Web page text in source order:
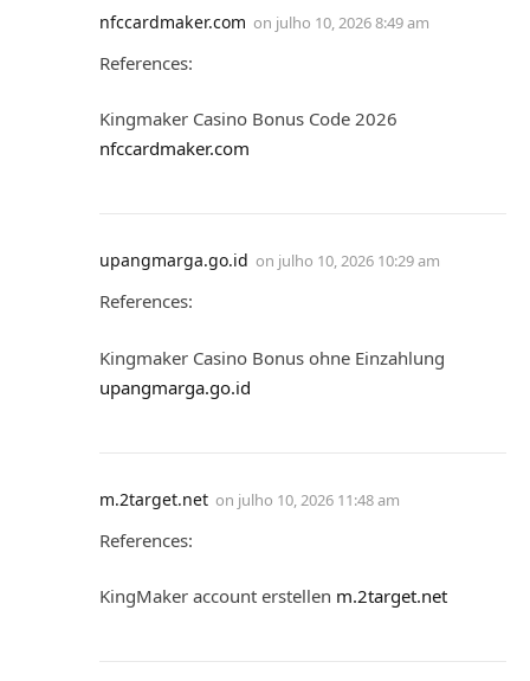
nfccardmaker.com on julho 10, 2026 8:49 am
References:
Kingmaker Casino Bonus Code 2026
nfccardmaker.com
upangmarga.go.id on julho 10, 2026 10:29 am
References:
Kingmaker Casino Bonus ohne Einzahlung
upangmarga.go.id
m.2target.net on julho 10, 2026 11:48 am
References:
KingMaker account erstellen m.2target.net